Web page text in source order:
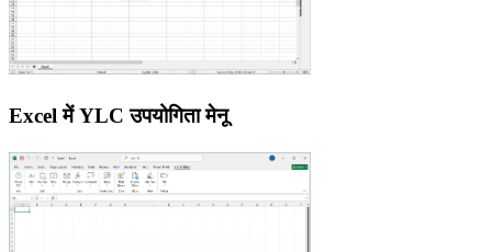
Excel में YLC उपयोगिता मेनू